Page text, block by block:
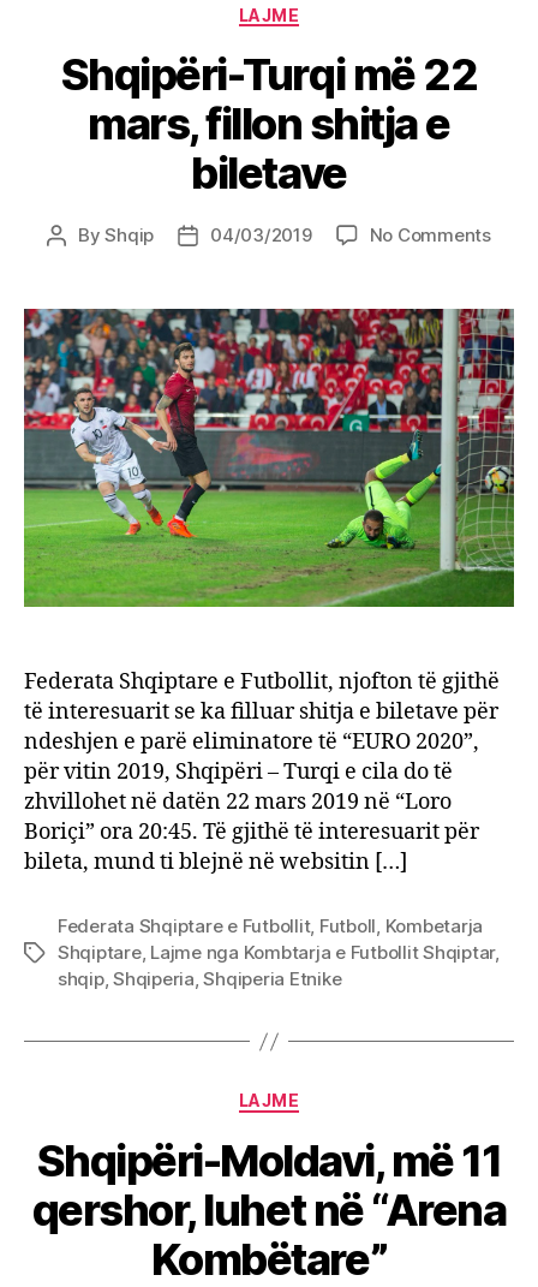
Categories
LAJME
Shqipëri-Turqi më 22
mars, fillon shitja e
biletave
PostByShqip
Post04/03/2019 No Commentson
më
22
mars,
fillon
shitja
e
Federata Shqiptare e Futbollit, njofton të gjithë
të interesuarit se ka filluar shitja e biletave për
ndeshjen e parë eliminatore të “EURO 2020”,
për vitin 2019, Shqipëri – Turqi e cila do të
zhvillohet në datën 22 mars 2019 në “Loro
Boriçi” ora 20:45. Të gjithë të interesuarit për
bileta, mund ti blejnë në websitin […]
Tags
Federata Shqiptare e Futbollit, Futboll, Kombetarja
Shqiptare, Lajme nga Kombtarja e Futbollit Shqiptar,
shqip,Shqiperia,Shqiperia Etnike
Categories
LAJME
Shqipëri-Moldavi, më 11
qershor, luhet në “Arena
Kombëtare”